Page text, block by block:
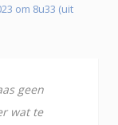
om 8u33 (uit
geen
wat te